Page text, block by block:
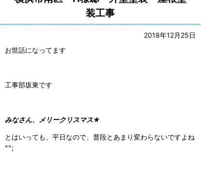
装工事
2018年12月25日
お世話になってます
工事部坂東です
みなさん、メリークリスマス★
とはいっても、平日なので、普段とあまり変わらないですよね
^^;